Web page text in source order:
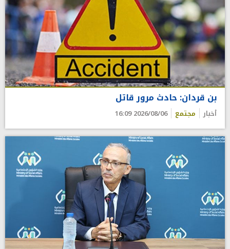
بن قردان: حادث مرور قاتل
أخبار مجتمع 2026/08/06 16:09